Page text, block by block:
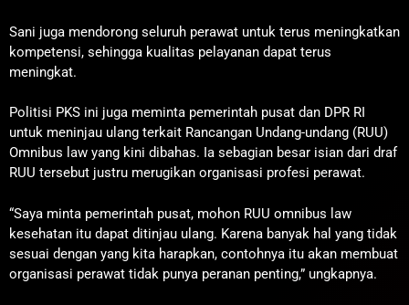
Sani juga mendorong seluruh perawat untuk terus meningkatkan
kompetensi, sehingga kualitas pelayanan dapat terus
meningkat.
Politisi PKS ini juga meminta pemerintah pusat dan DPR RI
untuk meninjau ulang terkait Rancangan Undang-undang (RUU)
Omnibus law yang kini dibahas. Ia sebagian besar isian dari draf
RUU tersebut justru merugikan organisasi profesi perawat.
“Saya minta pemerintah pusat, mohon RUU omnibus law
kesehatan itu dapat ditinjau ulang. Karena banyak hal yang tidak
sesuai dengan yang kita harapkan, contohnya itu akan membuat
organisasi perawat tidak punya peranan penting,” ungkapnya.